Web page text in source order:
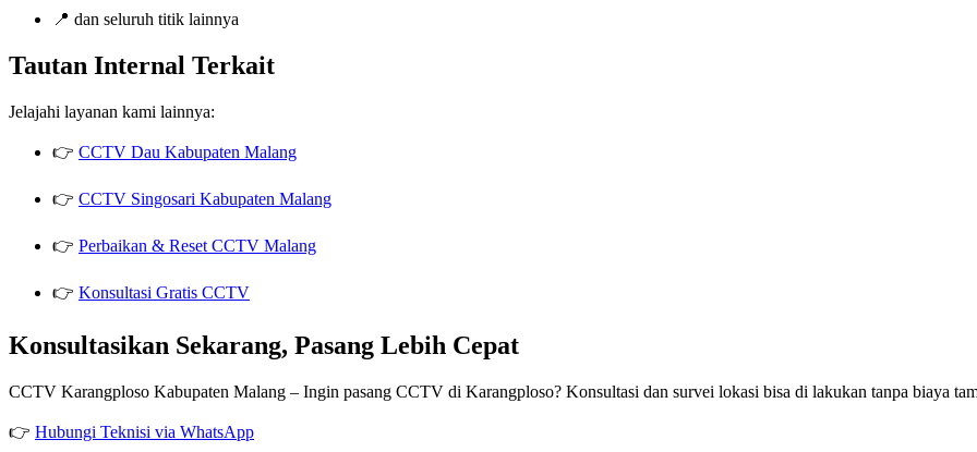
📍 dan seluruh titik lainnya
Tautan Internal Terkait
Jelajahi layanan kami lainnya:
👉 CCTV Dau Kabupaten Malang
👉 CCTV Singosari Kabupaten Malang
👉 Perbaikan & Reset CCTV Malang
👉 Konsultasi Gratis CCTV
Konsultasikan Sekarang, Pasang Lebih Cepat
CCTV Karangploso Kabupaten Malang – Ingin pasang CCTV di Karangploso? Konsultasi dan survei lokasi bisa di lakukan tanpa biaya
👉 Hubungi Teknisi via WhatsApp